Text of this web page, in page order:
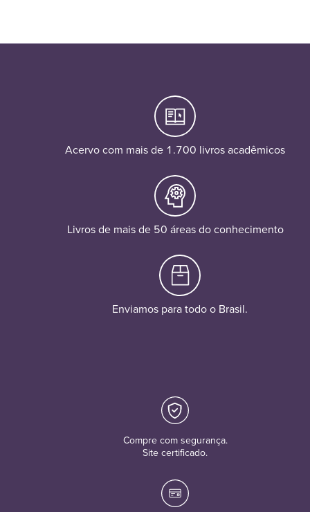
Acervo com mais de 1.700 livros acadêmicos
Livros de mais de 50 áreas do conhecimento
Enviamos para todo o Brasil.
Compre com segurança.
Site certificado.